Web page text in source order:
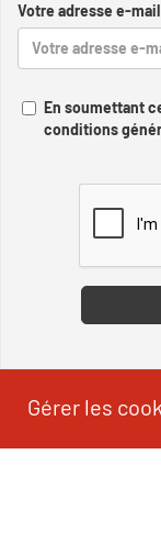
Votre adresse e-
En soumettant
conditions
Gérer les